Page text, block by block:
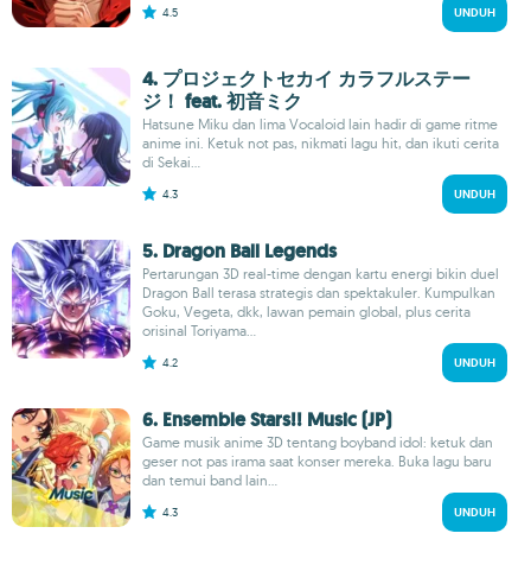
4.5 UNDUH
4. プロジェクトセカイ カラフルステー
ジ！ feat. 初音ミク
Hatsune Miku dan lima Vocaloid lain hadir di game ritme
anime ini. Ketuk not pas, nikmati lagu hit, dan ikuti cerita
di Sekai...
4.3 UNDUH
5. Dragon Ball Legends
Pertarungan 3D real-time dengan kartu energi bikin duel
Dragon Ball terasa strategis dan spektakuler. Kumpulkan
Goku, Vegeta, dkk, lawan pemain global, plus cerita
orisinal Toriyama...
4.2 UNDUH
6. Ensemble Stars!! Music (JP)
Game musik anime 3D tentang boyband idol: ketuk dan
geser not pas irama saat konser mereka. Buka lagu baru
dan temui band lain...
4.3 UNDUH